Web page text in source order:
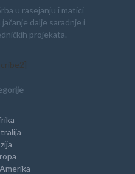
u rasejanju i matici
dalje saradnje i
projekata.